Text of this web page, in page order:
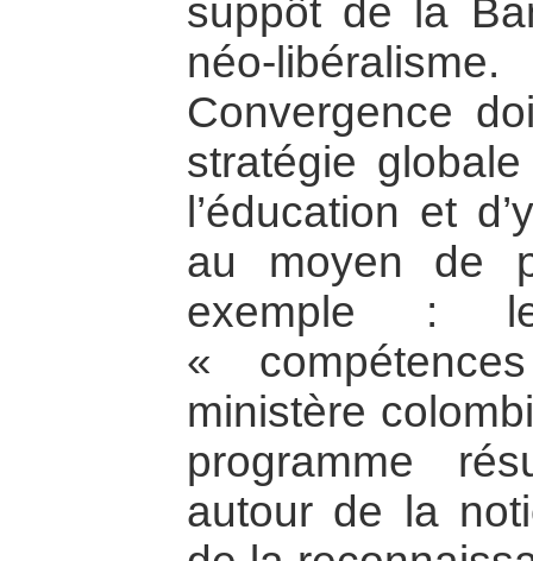
suppôt de la
néo-
Convergence
stratégie
l’éducation et
au moyen de
exemple :
«
ministère
programme
autour de la